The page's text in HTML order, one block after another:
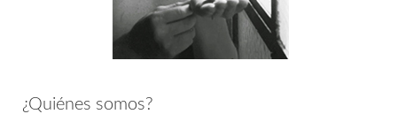
¿Quiénes somos?